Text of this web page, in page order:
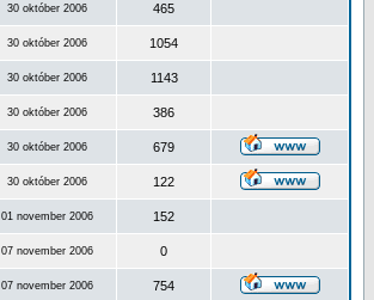
30 október 2006 465
30 október 2006 1054
30 október 2006 1143
30 október 2006 386
30 október 2006 679
30 október 2006 122
01 november 2006 152
07 november 2006 0
07 november 2006 754